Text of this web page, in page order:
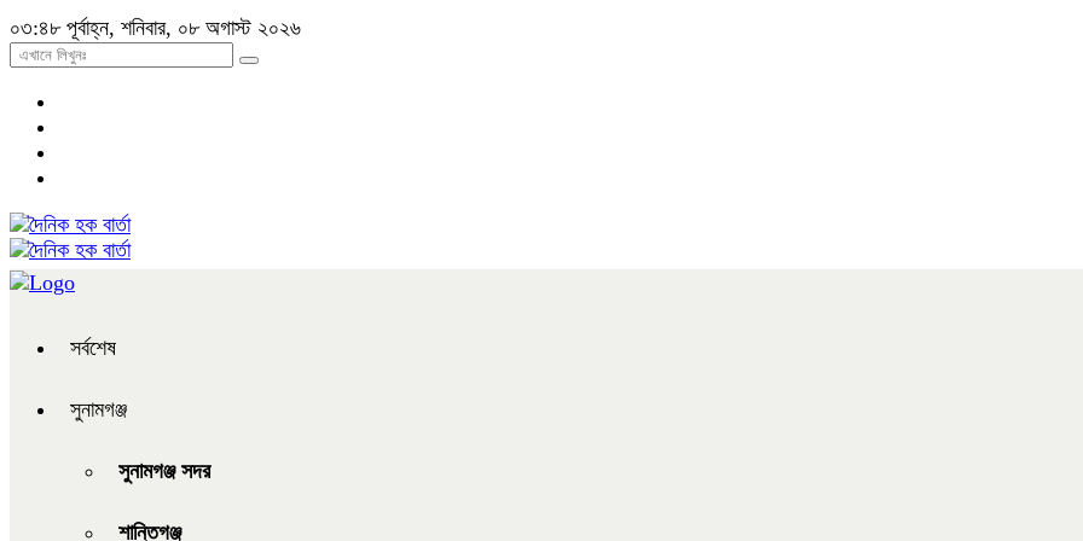
০৩:৪৮ পূর্বাহ্ন, শনিবার, ০৮ অগাস্ট ২০২৬
সর্বশেষ
সুনামগঞ্জ
সুনামগঞ্জ সদর
শান্তিগঞ্জ